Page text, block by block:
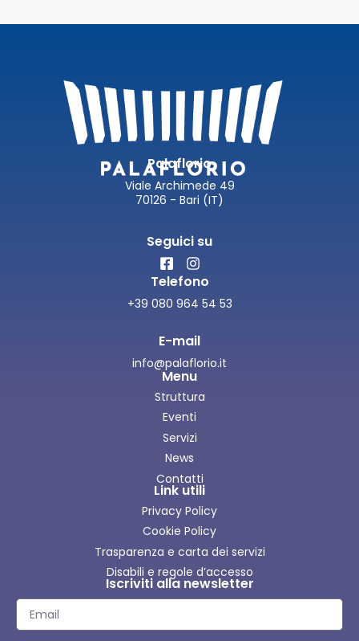
Palaflorio
Viale Archimede 49
70126 - Bari (IT)
Seguici su
Telefono
+39 080 964 54 53
E-mail
info@palaflorio.it
Menu
Struttura
Eventi
Servizi
News
Contatti
Link utili
Privacy Policy
Cookie Policy
Trasparenza e carta dei servizi
Disabili e regole d’accesso
Iscriviti alla newsletter